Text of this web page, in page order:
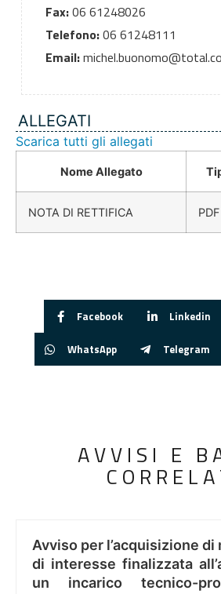
Fax:06 61248026
Telefono:06 61248111
Email:
ALLEGATI
Scarica tutti gli allegati
Nome Allegato
NOTA DI RETTIFICA PDF
Facebook Linkedin
WhatsApp Telegram
AVVISI E
Avviso per l’acquisizione
di interesse finalizzata
un incarico tecnico-